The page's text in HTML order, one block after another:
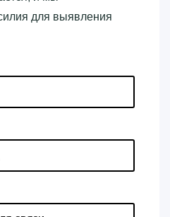
для выявления